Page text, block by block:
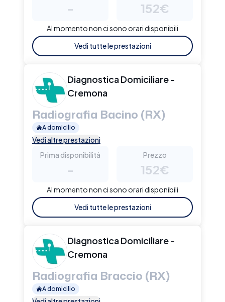
- 152€
Al momento non ci sono orari disponibili
Vedi tutte le prestazioni
Diagnostica Domiciliare -
Cremona
Radiografia Bacino (RX)
A domicilio
Vedi altre prestazioni
Prima disponibilità
-
Prezzo
152€
Al momento non ci sono orari disponibili
Vedi tutte le prestazioni
Diagnostica Domiciliare -
Cremona
Radiografia Braccio (RX)
A domicilio